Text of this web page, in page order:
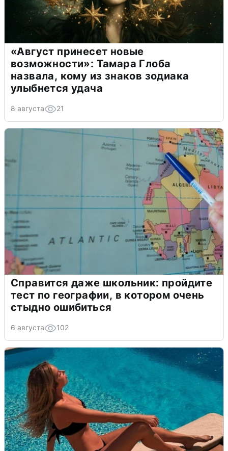
«Август принесет новые
возможности»: Тамара Глоба
назвала, кому из знаков зодиака
улыбнется удача
8 августа 21
Справится даже школьник: пройдите
тест по географии, в котором очень
стыдно ошибиться
6 августа 102